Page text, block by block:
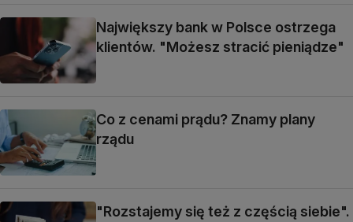
Największy bank w Polsce ostrzega
klientów. "Możesz stracić pieniądze"
Co z cenami prądu? Znamy plany
rządu
"Rozstajemy się też z częścią siebie".